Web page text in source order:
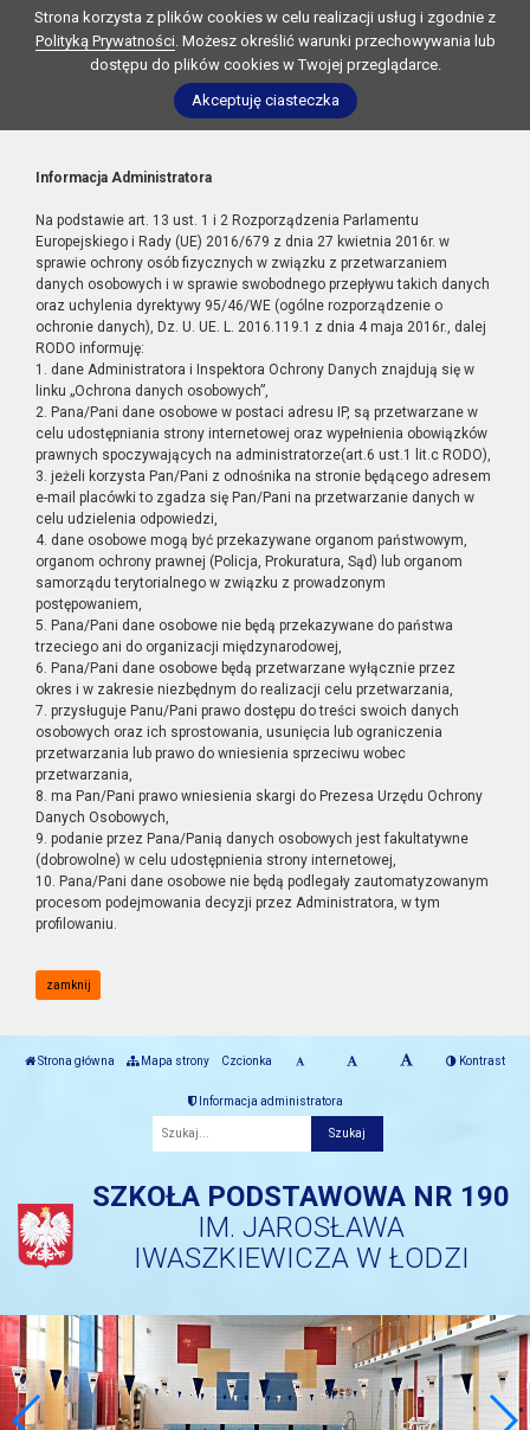
Strona korzysta z plików cookies w celu realizacji usług i zgodnie z
Polityką Prywatności. Możesz określić warunki przechowywania lub
dostępu do plików cookies w Twojej przeglądarce.
Akceptuję ciasteczka
Informacja Administratora
Na podstawie art. 13 ust. 1 i 2 Rozporządzenia Parlamentu
Europejskiego i Rady (UE) 2016/679 z dnia 27 kwietnia 2016r. w
sprawie ochrony osób fizycznych w związku z przetwarzaniem
danych osobowych i w sprawie swobodnego przepływu takich danych
oraz uchylenia dyrektywy 95/46/WE (ogólne rozporządzenie o
ochronie danych), Dz. U. UE. L. 2016.119.1 z dnia 4 maja 2016r., dalej
RODO informuję:
1. dane Administratora i Inspektora Ochrony Danych znajdują się w
linku „Ochrona danych osobowych”,
2. Pana/Pani dane osobowe w postaci adresu IP, są przetwarzane w
celu udostępniania strony internetowej oraz wypełnienia obowiązków
prawnych spoczywających na administratorze(art.6 ust.1 lit.c RODO),
3. jeżeli korzysta Pan/Pani z odnośnika na stronie będącego adresem
e-mail placówki to zgadza się Pan/Pani na przetwarzanie danych w
celu udzielenia odpowiedzi,
4. dane osobowe mogą być przekazywane organom państwowym,
organom ochrony prawnej (Policja, Prokuratura, Sąd) lub organom
samorządu terytorialnego w związku z prowadzonym
postępowaniem,
5. Pana/Pani dane osobowe nie będą przekazywane do państwa
trzeciego ani do organizacji międzynarodowej,
6. Pana/Pani dane osobowe będą przetwarzane wyłącznie przez
okres i w zakresie niezbędnym do realizacji celu przetwarzania,
7. przysługuje Panu/Pani prawo dostępu do treści swoich danych
osobowych oraz ich sprostowania, usunięcia lub ograniczenia
przetwarzania lub prawo do wniesienia sprzeciwu wobec
przetwarzania,
8. ma Pan/Pani prawo wniesienia skargi do Prezesa Urzędu Ochrony
Danych Osobowych,
9. podanie przez Pana/Panią danych osobowych jest fakultatywne
(dobrowolne) w celu udostępnienia strony internetowej,
10. Pana/Pani dane osobowe nie będą podlegały zautomatyzowanym
procesom podejmowania decyzji przez Administratora, w tym
profilowaniu.
zamknij
Strona główna Mapa strony Czcionka Kontrast
Informacja administratora
SZKOŁA PODSTAWOWA NR 190
IM. JAROSŁAWA
IWASZKIEWICZA W ŁODZI